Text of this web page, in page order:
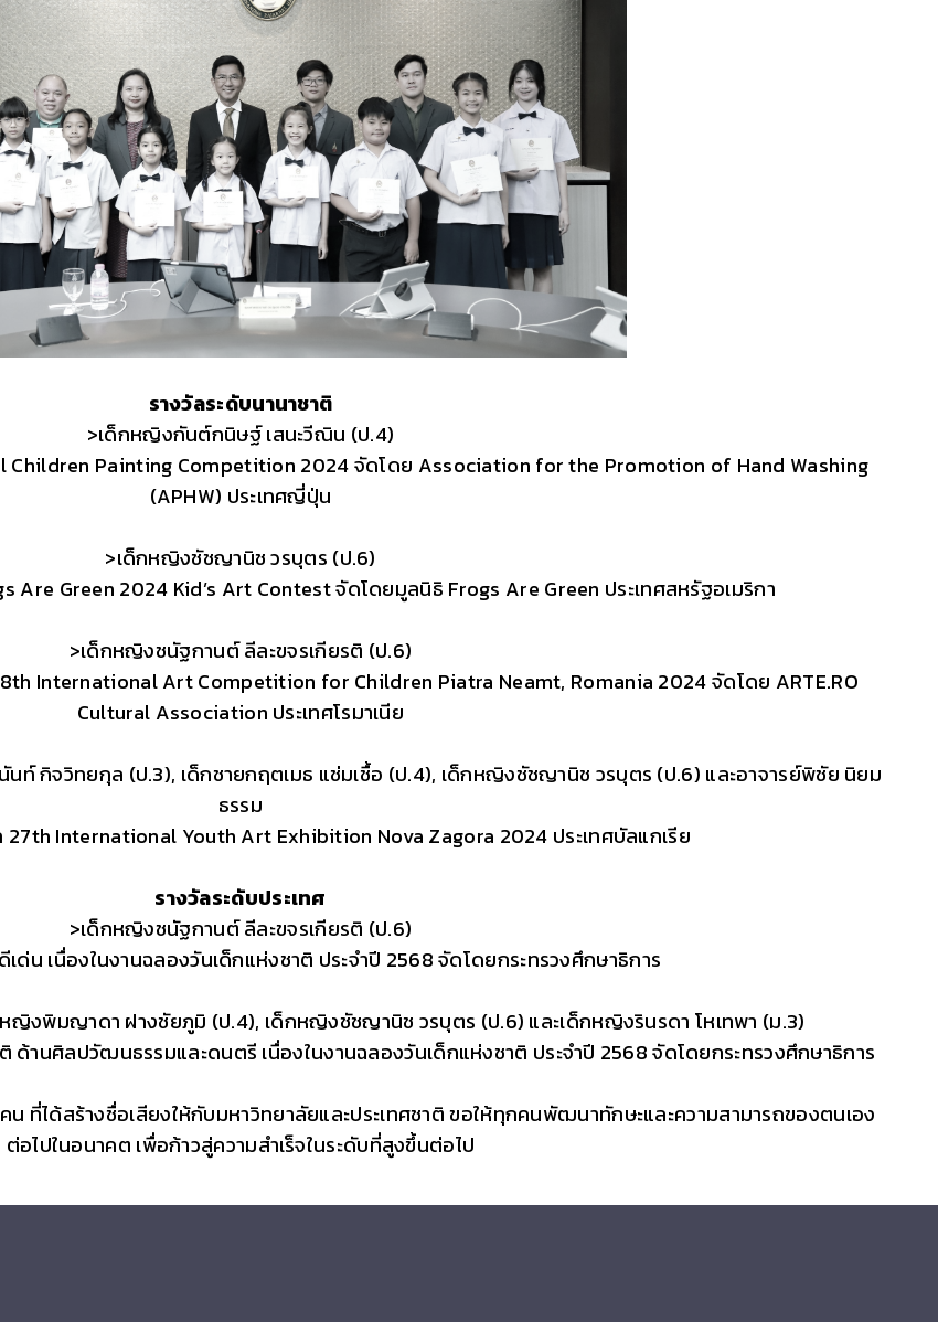
รางวัลระดับนานาชาติ
>เด็กหญิงกันต์กนิษฐ์ เสนะวีณิน (ป.4)
Children Painting Competition 2024 จัดโดย Association for the Promotion of Hand Washing
(APHW) ประเทศญี่ปุ่น
>เด็กหญิงชัชญานิช วรบุตร (ป.6)
Are Green 2024 Kid’s Art Contest จัดโดยมูลนิธิ Frogs Are Green ประเทศสหรัฐอเมริกา
>เด็กหญิงชนัฐกานต์ ลีละขจรเกียรติ (ป.6)
8th International Art Competition for Children Piatra Neamt, Romania 2024 จัดโดย ARTE.RO
Cultural Association ประเทศโรมาเนีย
กิจวิทยกุล (ป.3), เด็กชายกฤตเมธ แช่มเชื้อ (ป.4), เด็กหญิงชัชญานิช วรบุตร (ป.6) และอาจารย์พิชัย นิยม
ธรรม
27th International Youth Art Exhibition Nova Zagora 2024 ประเทศบัลแกเรีย
รางวัลระดับประเทศ
>เด็กหญิงชนัฐกานต์ ลีละขจรเกียรติ (ป.6)
เด่น เนื่องในงานฉลองวันเด็กแห่งชาติ ประจำปี 2568 จัดโดยกระทรวงศึกษาธิการ
งพิมญาดา ฝางชัยภูมิ (ป.4), เด็กหญิงชัชญานิช วรบุตร (ป.6) และเด็กหญิงรินรดา โหเทพา (ม.3)
ติ ด้านศิลปวัฒนธรรมและดนตรี เนื่องในงานฉลองวันเด็กแห่งชาติ ประจำปี 2568 จัดโดยกระทรวงศึกษาธิการ
ที่ได้สร้างชื่อเสียงให้กับมหาวิทยาลัยและประเทศชาติ ขอให้ทุกคนพัฒนาทักษะและความสามารถของตนเอง
ต่อไปในอนาคต เพื่อก้าวสู่ความสำเร็จในระดับที่สูงขึ้นต่อไป